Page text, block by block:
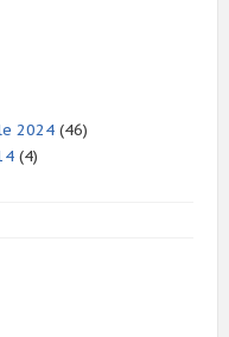
2024 (46)
(4)